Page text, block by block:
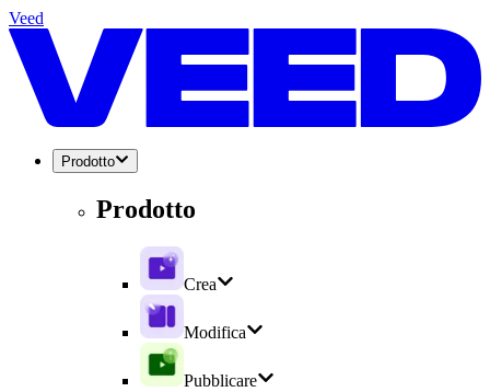
Veed
Prodotto
Prodotto
Crea
Modifica
Pubblicare